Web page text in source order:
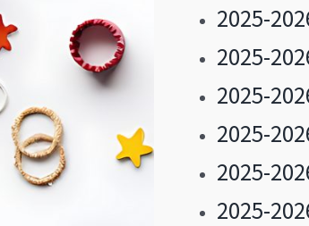
2025-
2025-
2025-
2025-
2025-
2025-